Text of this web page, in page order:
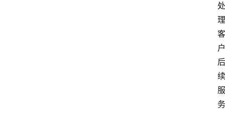
处
理
客
户
后
续
服
务